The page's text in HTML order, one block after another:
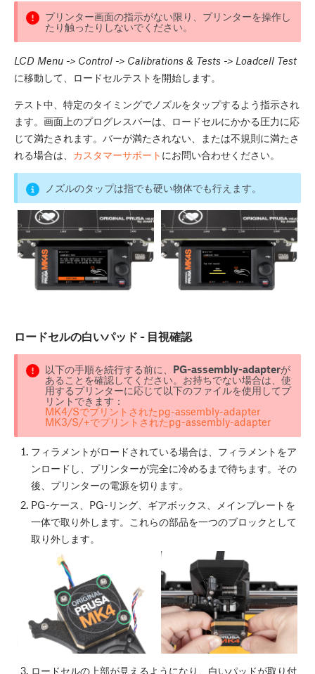
プリンター画面の指示がない限り、プリンターを操作し
たり触ったりしないでください。
LCD Menu -> Control -> Calibrations & Tests -> Loadcell Test
に移動して、ロードセルテストを開始します。
テスト中、特定のタイミングでノズルをタップするよう指示され
ます。画面上のプログレスバーは、ロードセルにかかる圧力に応
じて満たされます。バーが満たされない、または不規則に満たさ
れる場合は、 カスタマーサポート にお問い合わせください。
ノズルのタップは指でも硬い物体でも行えます。
ロードセルの白いパッド - 目視確認
以下の手順を続行する前に、 PG-assembly-adapterが
あることを確認してください。お持ちでない場合は、使
用するプリンターに応じて以下のファイルを使用してプ
リントできます：
MK4/Sでプリントされたpg-assembly-adapter
MK3/S/+でプリントされたpg-assembly-adapter
フィラメントがロードされている場合は、フィラメントをア
ンロードし、プリンターが完全に冷めるまで待ちます。その
後、プリンターの電源を切ります。
PG-ケース、PG-リング、ギアボックス、メインプレートを
一体で取り外します。これらの部品を一つのブロックとして
取り外します。
ロードセルの上部が見えるようになり、白いパッドが取り付